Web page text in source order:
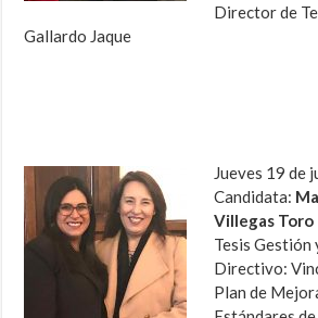
Director de
Gallardo Jaque
Jueves 19 de
Candidata:
Villegas Toro
Tesis Gestión
Directivo:
Plan de